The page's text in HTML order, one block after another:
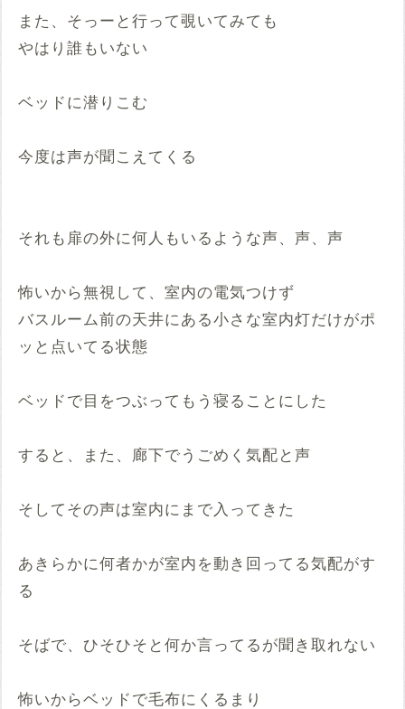
また、そっーと行って覗いてみても
やはり誰もいない
ベッドに潜りこむ
今度は声が聞こえてくる
それも扉の外に何人もいるような声、声、声
怖いから無視して、室内の電気つけず
バスルーム前の天井にある小さな室内灯だけがポ
ッと点いてる状態
ベッドで目をつぶってもう寝ることにした
すると、また、廊下でうごめく気配と声
そしてその声は室内にまで入ってきた
あきらかに何者かが室内を動き回ってる気配がす
る
そばで、ひそひそと何か言ってるが聞き取れない
怖いからベッドで毛布にくるまり